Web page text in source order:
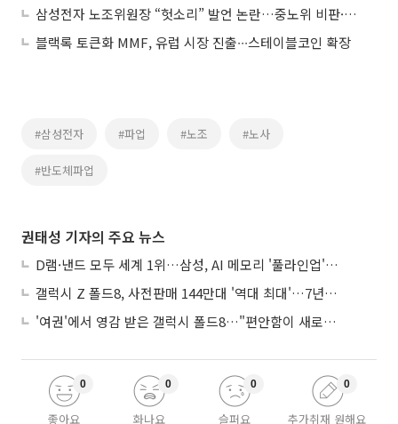
삼성전자 노조위원장 “헛소리” 발언 논란…중노위 비판·협력사 언급 도마 위
블랙록 토큰화 MMF, 유럽 시장 진출∙∙∙스테이블코인 확장
#삼성전자 #파업 #노조 #노사
#반도체파업
권태성 기자의 주요 뉴스
D램·낸드 모두 세계 1위…삼성, AI 메모리 '풀라인업'으로 승부
갤럭시 Z 폴드8, 사전판매 144만대 '역대 최대'…7년만에 갤노트10 기록 넘어
'여권'에서 영감 받은 갤럭시 폴드8…"편안함이 새로운 디자인 경쟁력"
좋아요
0
화나요
0
슬퍼요
0
추가취재 원해요
0